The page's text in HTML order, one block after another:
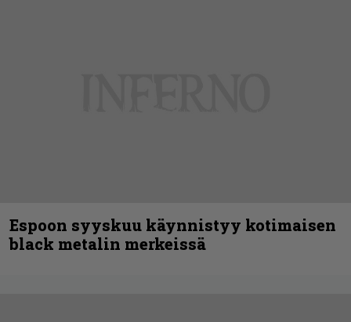
Espoon syyskuu käynnistyy kotimaisen
black metalin merkeissä